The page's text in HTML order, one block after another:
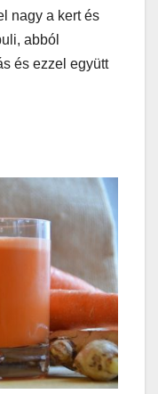
nagy a kert és
abból
és ezzel együtt